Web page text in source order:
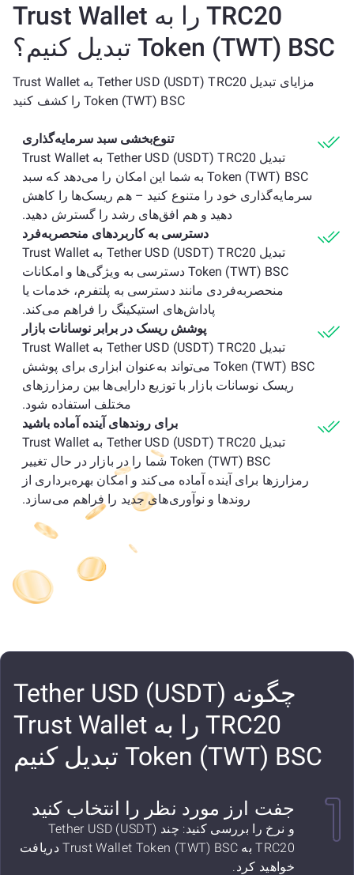
TRC20 را به Trust Wallet
Token (TWT) BSC تبدیل کنیم؟
مزایای تبدیل Tether USD (USDT) TRC20 به Trust Wallet
Token (TWT) BSC را کشف کنید
تنوع‌بخشی سبد سرمایه‌گذاری
تبدیل Tether USD (USDT) TRC20 به Trust Wallet
Token (TWT) BSC به شما این امکان را می‌دهد که سبد
سرمایه‌گذاری خود را متنوع کنید – هم ریسک‌ها را کاهش
دهید و هم افق‌های رشد را گسترش دهید.
دسترسی به کاربردهای منحصربه‌فرد
تبدیل Tether USD (USDT) TRC20 به Trust Wallet
Token (TWT) BSC دسترسی به ویژگی‌ها و امکانات
منحصربه‌فردی مانند دسترسی به پلتفرم، خدمات یا
پاداش‌های استیکینگ را فراهم می‌کند.
پوشش ریسک در برابر نوسانات بازار
تبدیل Tether USD (USDT) TRC20 به Trust Wallet
Token (TWT) BSC می‌تواند به‌عنوان ابزاری برای پوشش
ریسک نوسانات بازار با توزیع دارایی‌ها بین رمزارزهای
مختلف استفاده شود.
برای روندهای آینده آماده باشید
تبدیل Tether USD (USDT) TRC20 به Trust Wallet
Token (TWT) BSC شما را در بازار در حال تغییر
رمزارزها برای آینده آماده می‌کند و امکان بهره‌برداری از
روندها و نوآوری‌های جدید را فراهم می‌سازد.
چگونه Tether USD (USDT)
TRC20 را به Trust Wallet
Token (TWT) BSC تبدیل کنیم
جفت ارز مورد نظر را انتخاب کنید
و نرخ را بررسی کنید: چند Tether USD (USDT)
TRC20 به Trust Wallet Token (TWT) BSC دریافت
خواهید کرد.